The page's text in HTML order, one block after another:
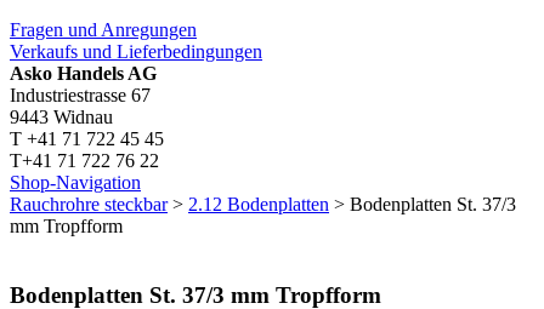
Fragen und Anregungen
Verkaufs und Lieferbedingungen
Asko Handels AG
Industriestrasse 67
9443 Widnau
T +41 71 722 45 45
T+41 71 722 76 22
Shop-Navigation
Rauchrohre steckbar> 2.12 Bodenplatten > Bodenplatten St. 37/3
mm Tropfform
Bodenplatten St. 37/3 mm Tropfform